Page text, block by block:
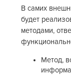
В самих
будет
методами,
Метод,